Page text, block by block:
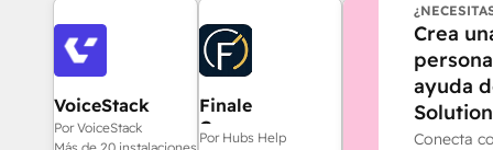
VoiceStack
Por VoiceStack
Finale
Composer
Por Hubs Help
Crea
ayuda
Conecta